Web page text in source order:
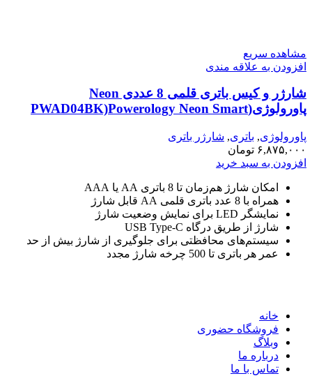
مشاهده سریع
افزودن به علاقه مندی
شارژر و کیس باتری قلمی 8 عددی Neon
پاورولوژی(PWAD04BK)Powerology Neon Smart
پاورولوژی, باتری, شارژر باتری
۶,۸۷۵,۰۰۰ تومان
افزودن به سبد خرید
امکان شارژ هم‌زمان تا 8 باتری AA یا AAA
همراه با 8 عدد باتری قلمی AA قابل شارژ
نمایشگر LED برای نمایش وضعیت شارژ
شارژ از طریق درگاه USB Type-C
سیستم‌های محافظتی برای جلوگیری از شارژ بیش از حد
عمر هر باتری تا 500 چرخه شارژ مجدد
خانه
فروشگاه حضوری
وبلاگ
درباره ما
تماس با ما